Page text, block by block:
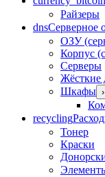
Райзеры
dnsСерверное
ОЗУ
Корпус
Серверы
Жёсткие
Шкафы ›
recycling
Тонер
Краски